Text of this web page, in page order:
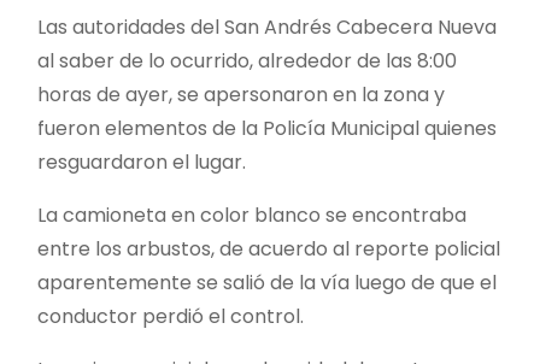
Las autoridades del San Andrés Cabecera Nueva
al saber de lo ocurrido, alrededor de las 8:00
horas de ayer, se apersonaron en la zona y
fueron elementos de la Policía Municipal quienes
resguardaron el lugar.
La camioneta en color blanco se encontraba
entre los arbustos, de acuerdo al reporte policial
aparentemente se salió de la vía luego de que el
conductor perdió el control.